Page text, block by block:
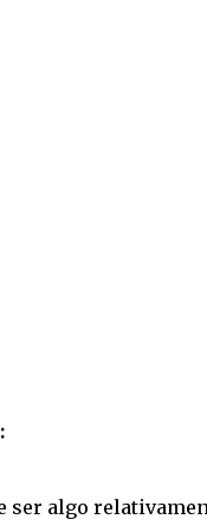
ser algo